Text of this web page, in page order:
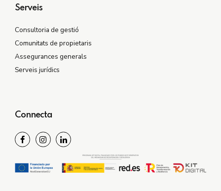
Serveis
Consultoria de gestió
Comunitats de propietaris
Assegurances generals
Serveis jurídics
Connecta